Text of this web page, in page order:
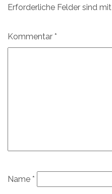
Erforderliche Felder sind mit
Kommentar *
Name *